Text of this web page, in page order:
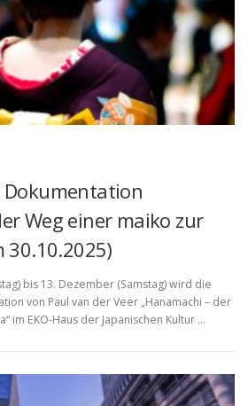
Dokumentation
Weg einer maiko zur
30.10.2025)
bis 13. Dezember (Samstag) wird die
von Paul van der Veer „Hanamachi – der
im EKO-Haus der Japanischen Kultur …